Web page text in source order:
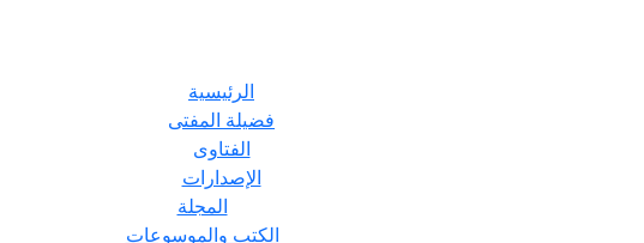
الرئيسية
فضيلة المفتى
الفتاوى
الإصدارات
المجلة
الكتب والموسوعات